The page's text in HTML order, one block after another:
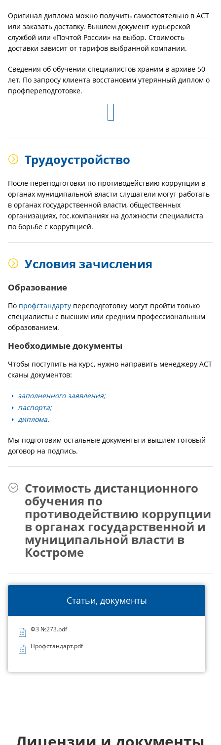
Статьи, документы
ФЗ №273.pdf
Профстандарт.pdf
Оригинал диплома можно получить самостоятельно в АСТ
или заказать доставку. Вышлем документ курьерской
службой или «Почтой России» на выбор. Стоимость
доставки зависит от тарифов выбранной компании.
Сведения об обучении специалистов храним в архиве 50
лет. По запросу клиента восстановим утерянный диплом о
профпереподготовке.
Трудоустройство
После переподготовки по противодействию коррупции в
органах муниципальной власти слушатели могут работать
в органах государственной власти, общественных
организациях, гос.компаниях на должности специалиста
по борьбе с коррупцией.
Условия зачисления
Образование
По профстандарту переподготовку могут пройти только
специалисты с высшим или средним профессиональным
образованием.
Необходимые документы
Чтобы поступить на курс, нужно направить менеджеру АСТ
сканы документов:
заполненного заявления;
паспорта;
диплома.
Мы подготовим остальные документы и вышлем готовый
договор на подпись.
Стоимость дистанционного
обучения по
противодействию коррупции
в органах государственной и
муниципальной власти в
Костроме